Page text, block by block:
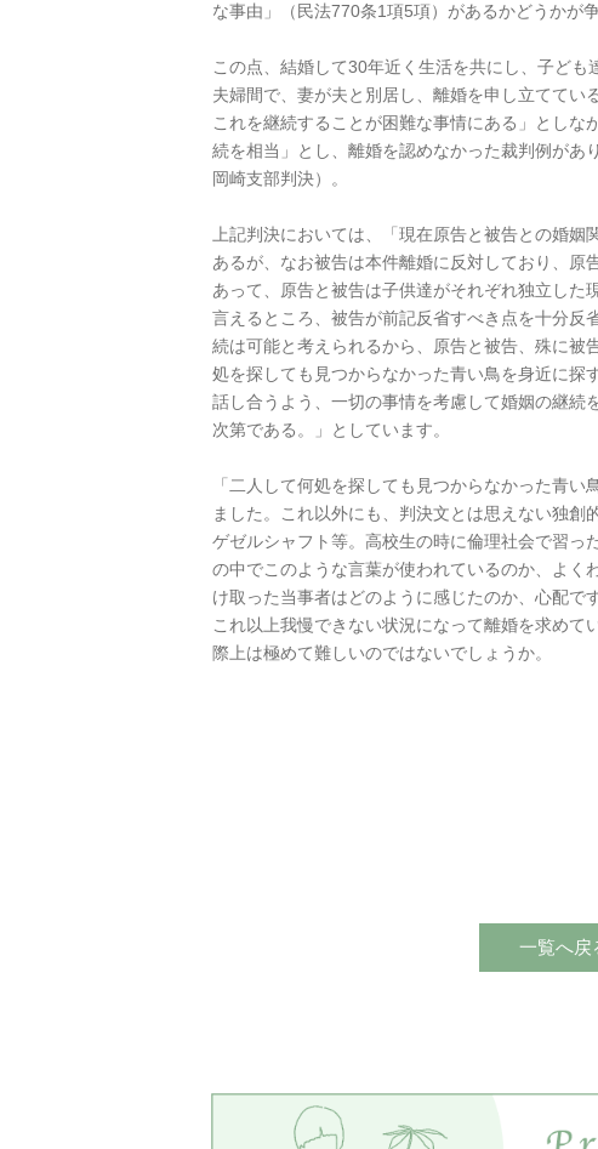
な事由」（民法770条1項5項）があるかどうかが
この点、結婚して30年近く生活を共にし、子ども
夫婦間で、妻が夫と別居し、離婚を申し立ててい
これを継続することが困難な事情にある」としな
続を相当」とし、離婚を認めなかった裁判例があ
岡崎支部判決）。
上記判決においては、「現在原告と被告との婚
あるが、なお被告は本件離婚に反対しており、原
あって、原告と被告は子供達がそれぞれ独立した
言えるところ、被告が前記反省すべき点を十分反
続は可能と考えられるから、原告と被告、殊に被
処を探しても見つからなかった青い鳥を身近に探
話し合うよう、一切の事情を考慮して婚姻の継続
次第である。」としています。
「二人して何処を探しても見つからなかった青
ました。これ以外にも、判決文とは思えない独創
ゲゼルシャフト等。高校生の時に倫理社会で習っ
の中でこのような言葉が使われているのか、よく
け取った当事者はどのように感じたのか、心配で
これ以上我慢できない状況になって離婚を求めて
際上は極めて難しいのではないでしょうか。